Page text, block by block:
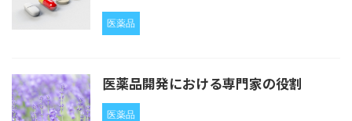
医薬品
医薬品開発における専門家の役割
医薬品